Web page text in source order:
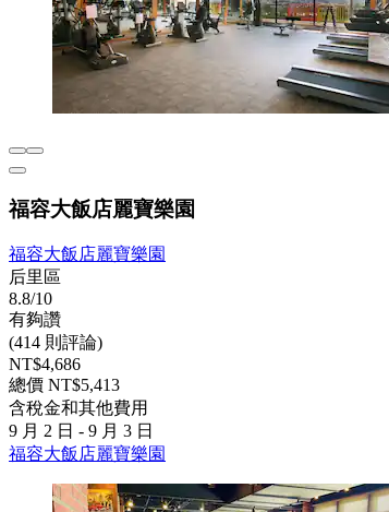
福容大飯店麗寶樂園
福容大飯店麗寶樂園
后里區
8.8/10
有夠讚
(414 則評論)
NT$4,686
總價 NT$5,413
含稅金和其他費用
9 月 2 日 - 9 月 3 日
福容大飯店麗寶樂園